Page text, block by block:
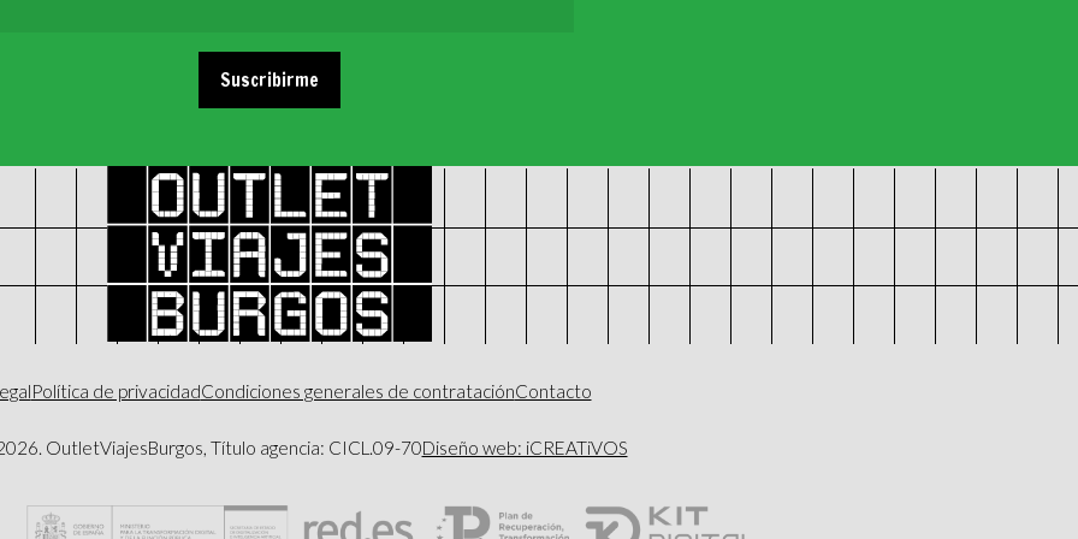
Suscribirme
Política de privacidadCondiciones generales de contrataciónContacto
. OutletViajesBurgos, Título agencia: CICL.09-70Diseño web: iCREATiVOS